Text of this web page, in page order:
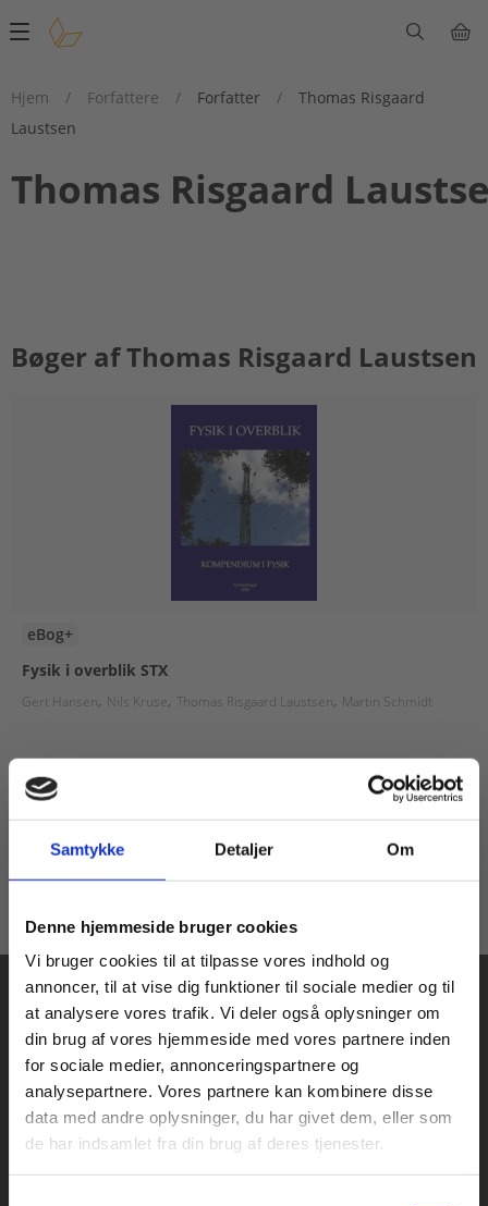
Samtykke Detaljer Om
Denne hjemmeside bruger cookies
Vi bruger cookies til at tilpasse vores indhold og
annoncer, til at vise dig funktioner til sociale medier og til
at analysere vores trafik. Vi deler også oplysninger om
din brug af vores hjemmeside med vores partnere inden
for sociale medier, annonceringspartnere og
analysepartnere. Vores partnere kan kombinere disse
data med andre oplysninger, du har givet dem, eller som
de har indsamlet fra din brug af deres tjenester.
Main
Hjem
/ Forfattere / Forfatter /
Thomas Risgaard
Laustsen
Thomas Risgaard
Bøger af Thomas Risgaard Laustsen
eBog+
Fysik i overblik STX
Gert Hansen Nils Kruse Thomas Risgaard Laustsen Martin Schmidt
Fra
Praxis Forlag A/S
CVR 41280921
Køb læremidler og find masterclasses mm.
Fortsæt som:
For privatkunder og
studerende. Du får
vist priser inkl.
For institutioner og
virksomheder. Du
får vist priser ekskl.